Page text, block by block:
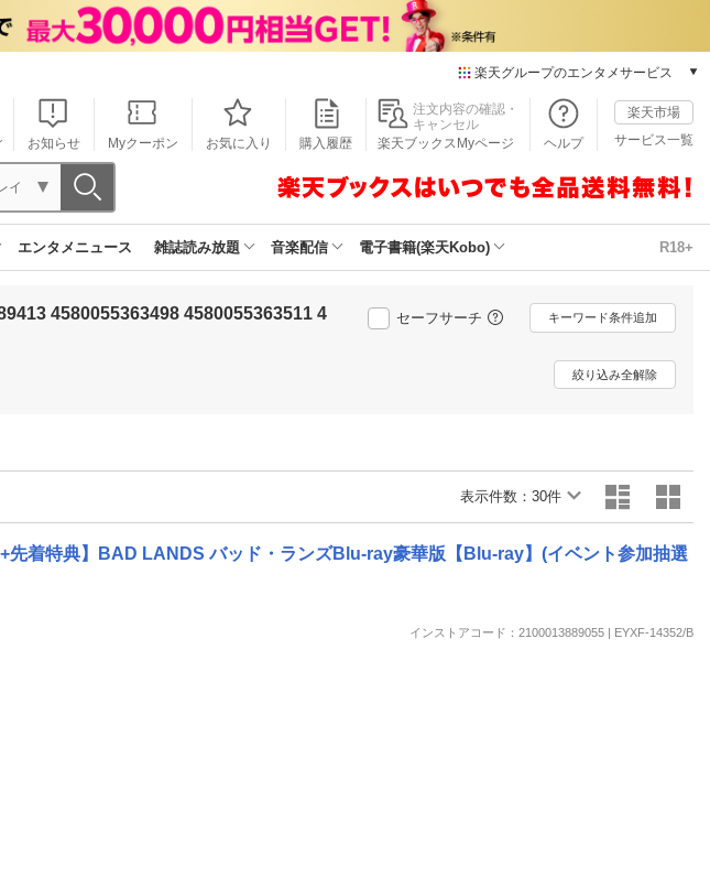
楽天グループのエンタメサービス
本/ゲーム/CD/DVD
楽天ブックス
楽天Kobo
動画配信
楽天TV
動画配信ガイド
Rakuten PLAY
チケット
楽天チケット
エンタメニュース
推し楽
お知らせ Myクーポン お気に入り 購入履歴
注文内容の確認・
キャンセル
楽天ブックスMyページ
ヘルプ
楽天市場
サービス一覧
イ
エンタメニュース 雑誌読み放題 音楽配信 電子書籍(楽天Kobo) R18+
4580055363498 4580055363511 4
セーフサーチ キーワード条件追加
絞り込み全解除
表示件数： 30件
+先着特典】BAD LANDS バッド・ランズBlu-ray豪華版【Blu-ray】(イベント参加抽選
インストアコード：2100013889055 | EYXF-14352/B